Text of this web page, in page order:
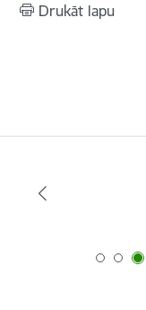
Drukāt lapu